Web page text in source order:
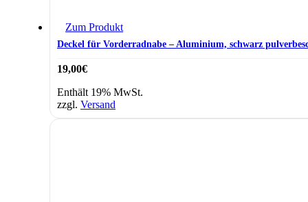
Zum Produkt
Deckel für Vorderradnabe – Aluminium, schwarz
19,00€
Enthält 19% MwSt.
zzgl. Versand